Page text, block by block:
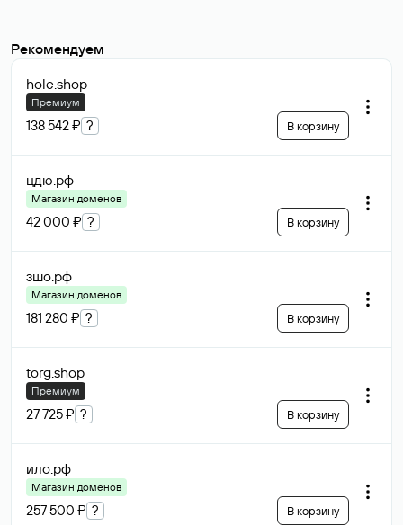
Рекомендуем
hole.shop
Премиум
138 542 ₽ ? В корзину
цдю.рф
Магазин доменов
42 000 ₽ ? В корзину
зшо.рф
Магазин доменов
181 280 ₽ ? В корзину
torg.shop
Премиум
27 725 ₽ ? В корзину
ило.рф
Магазин доменов
257 500 ₽ ? В корзину